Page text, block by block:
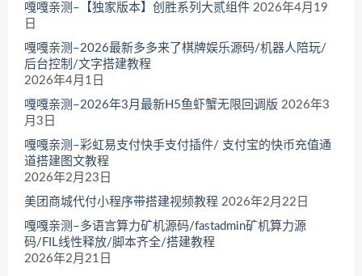
嘎嘎亲测–【独家版本】创胜系列大贰组件 2026年4月19
日
嘎嘎亲测–2026最新多多来了棋牌娱乐源码/机器人陪玩/
后台控制/文字搭建教程
2026年4月1日
嘎嘎亲测–2026年3月最新H5鱼虾蟹无限回调版 2026年3
月3日
嘎嘎亲测–彩虹易支付快手支付插件/ 支付宝的快币充值通
道搭建图文教程
2026年2月23日
美团商城代付小程序带搭建视频教程 2026年2月22日
嘎嘎亲测–多语言算力矿机源码/fastadmin矿机算力源
码/FIL线性释放/脚本齐全/搭建教程
2026年2月21日